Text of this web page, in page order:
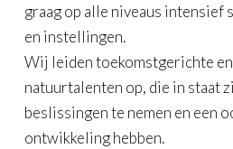
graag op alle niveaus intensief
en instellingen.
Wij leiden toekomstgerichte
natuurtalenten op, die in staat
beslissingen te nemen en een
ontwikkeling hebben.